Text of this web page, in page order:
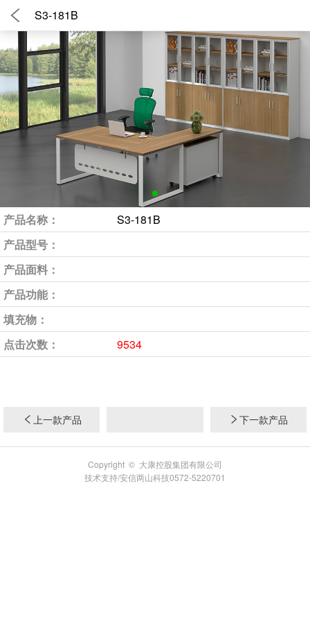
S3-181B
产品名称：
S3-181B
产品型号：
产品面料：
产品功能：
填充物：
点击次数：
9534
上一款产品 下一款产品
Copyright © 大康控股集团有限公司
技术支持/安信两山科技0572-5220701